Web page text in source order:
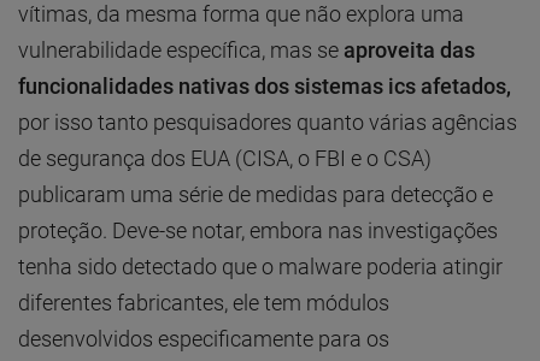
vítimas, da mesma forma que não explora uma
vulnerabilidade específica, mas se aproveita das
funcionalidades nativas dos sistemas ics afetados,
por isso tanto pesquisadores quanto várias agências
de segurança dos EUA (CISA, o FBI e o CSA)
publicaram uma série de medidas para detecção e
proteção. Deve-se notar, embora nas investigações
tenha sido detectado que o malware poderia atingir
diferentes fabricantes, ele tem módulos
desenvolvidos especificamente para os